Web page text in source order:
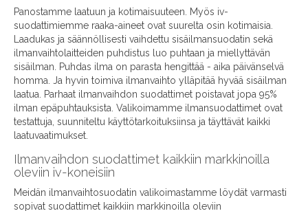
Panostamme laatuun ja kotimaisuuteen. Myös iv-
suodattimiemme raaka-aineet ovat suurelta osin kotimaisia.
Laadukas ja säännöllisesti vaihdettu sisäilmansuodatin sekä
ilmanvaihtolaitteiden puhdistus luo puhtaan ja miellyttävän
sisäilman. Puhdas ilma on parasta hengittää - aika päivänselvä
homma. Ja hyvin toimiva ilmanvaihto ylläpitää hyvää sisäilman
laatua. Parhaat ilmanvaihdon suodattimet poistavat jopa 95%
ilman epäpuhtauksista. Valikoimamme ilmansuodattimet ovat
testattuja, suunniteltu käyttötarkoituksiinsa ja täyttävät kaikki
laatuvaatimukset.
Ilmanvaihdon suodattimet kaikkiin markkinoilla
oleviin iv-koneisiin
Meidän ilmanvaihtosuodatin valikoimastamme löydät varmasti
sopivat suodattimet kaikkiin markkinoilla oleviin